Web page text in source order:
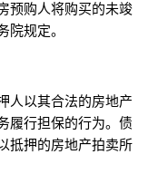
预购人将购买的未竣
院规定。
人以其合法的房地产
履行担保的行为。债
抵押的房地产拍卖所